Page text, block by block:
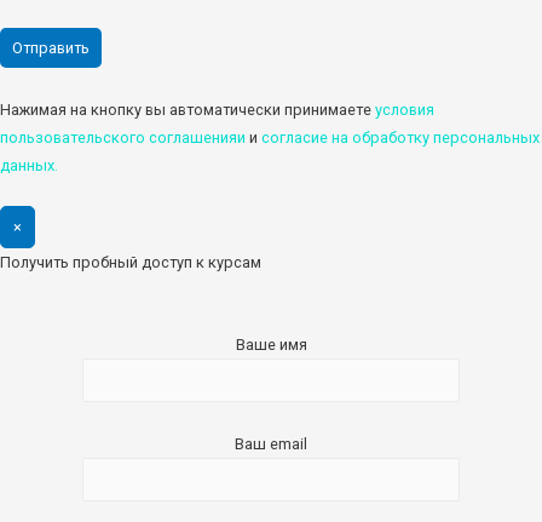
Нажимая на кнопку вы автоматически принимаете условия
пользовательского соглашенияи и cогласие на обработку персональных
данных.
×
Получить пробный доступ к курсам
Ваше имя
Ваш email